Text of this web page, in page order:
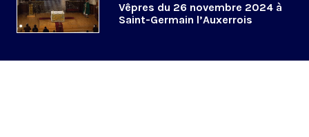
Vêpres du 26 novembre 2024 à
Saint-Germain l’Auxerrois